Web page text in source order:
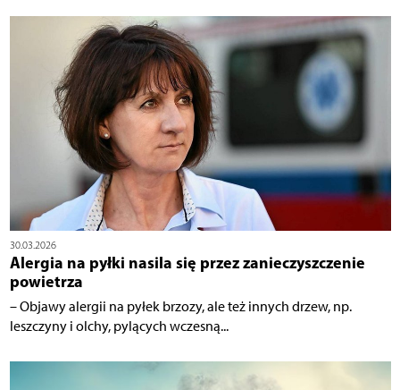
30.03.2026
Alergia na pyłki nasila się przez zanieczyszczenie
powietrza
– Objawy alergii na pyłek brzozy, ale też innych drzew, np.
leszczyny i olchy, pylących wczesną...